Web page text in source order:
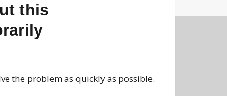
this
the problem as quickly as possible.